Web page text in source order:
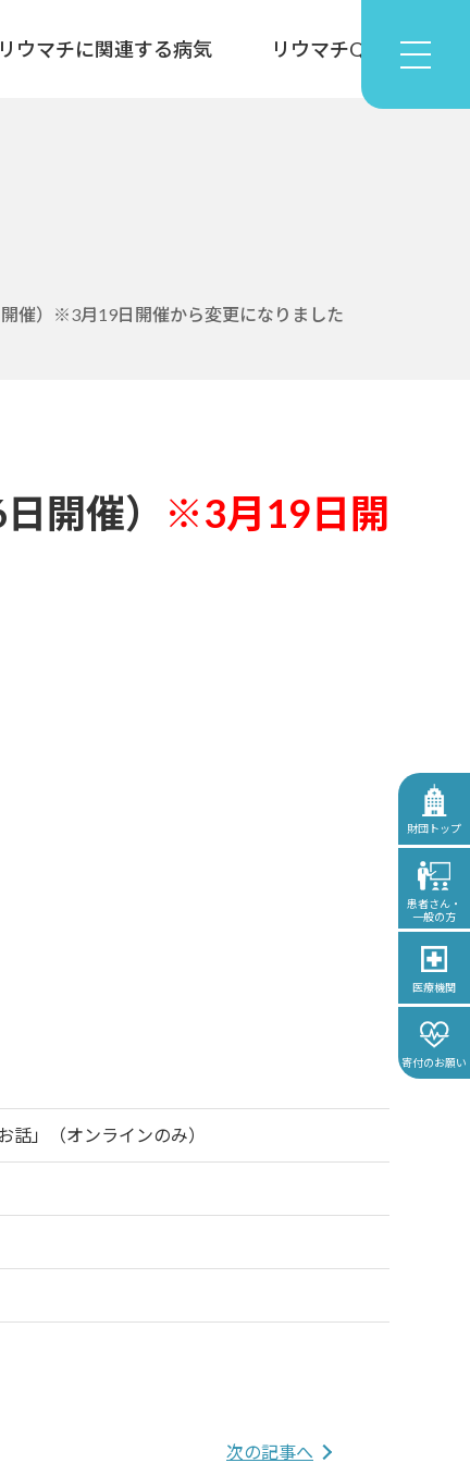
リウマチに関連する病気 リウマチQ&A
催）※3月19日開催から変更になりました
開催）
※3月19日開
話」（オンラインのみ）
次の記事へ
財団トップ
患者さん・
一般の方
医療機関
寄付のお願い